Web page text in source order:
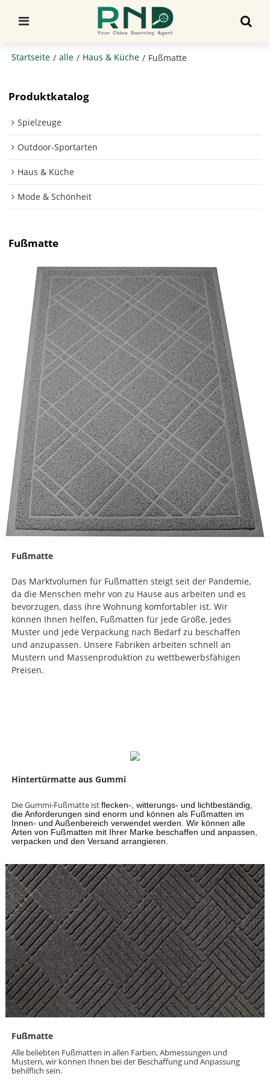
Startseite / alle / Haus & Küche / Fußmatte
Produktkatalog
Spielzeuge
Outdoor-Sportarten
Haus & Küche
Mode & Schönheit
Fußmatte
Fußmatte
Das Marktvolumen für Fußmatten steigt seit der Pandemie,
da die Menschen mehr von zu Hause aus arbeiten und es
bevorzugen, dass ihre Wohnung komfortabler ist. Wir
können Ihnen helfen, Fußmatten für jede Größe, jedes
Muster und jede Verpackung nach Bedarf zu beschaffen
und anzupassen. Unsere Fabriken arbeiten schnell an
Mustern und Massenproduktion zu wettbewerbsfähigen
Preisen.
Hintertürmatte aus Gummi
Die Gummi-Fußmatte istflecken-, witterungs- und lichtbeständig,
die Anforderungen sind enorm und können als Fußmatten im
Innen- und Außenbereich verwendet werden. Wir können alle
Arten von Fußmatten mit Ihrer Marke beschaffen und anpassen,
verpacken und den Versand arrangieren.
Fußmatte
Alle beliebten Fußmatten in allen Farben, Abmessungen und
Mustern, wir können Ihnen bei der Beschaffung und Anpassung
behilflich sein.